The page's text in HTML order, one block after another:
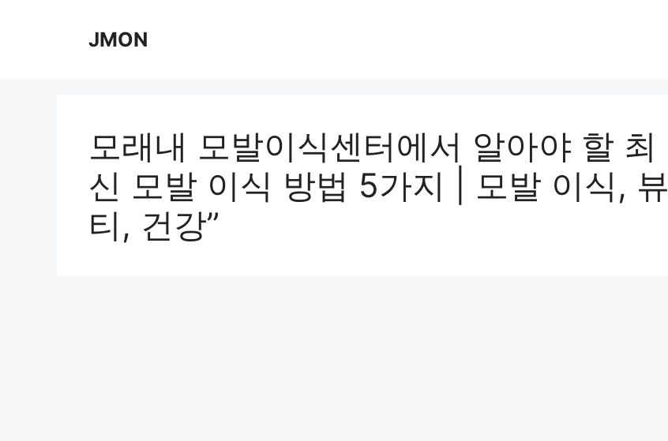
JMON
모래내 모발이식센터에서 알아야 할 최
신 모발 이식 방법 5가지 | 모발 이식, 뷰
티, 건강”